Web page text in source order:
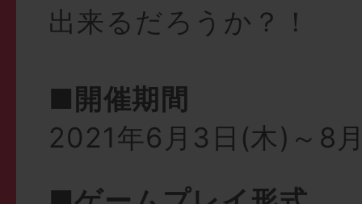
出来るだろうか？！
■開催期間
2021年6月3日(木)～8